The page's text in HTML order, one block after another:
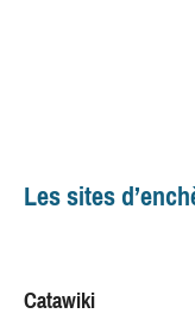
Les sites
Catawiki